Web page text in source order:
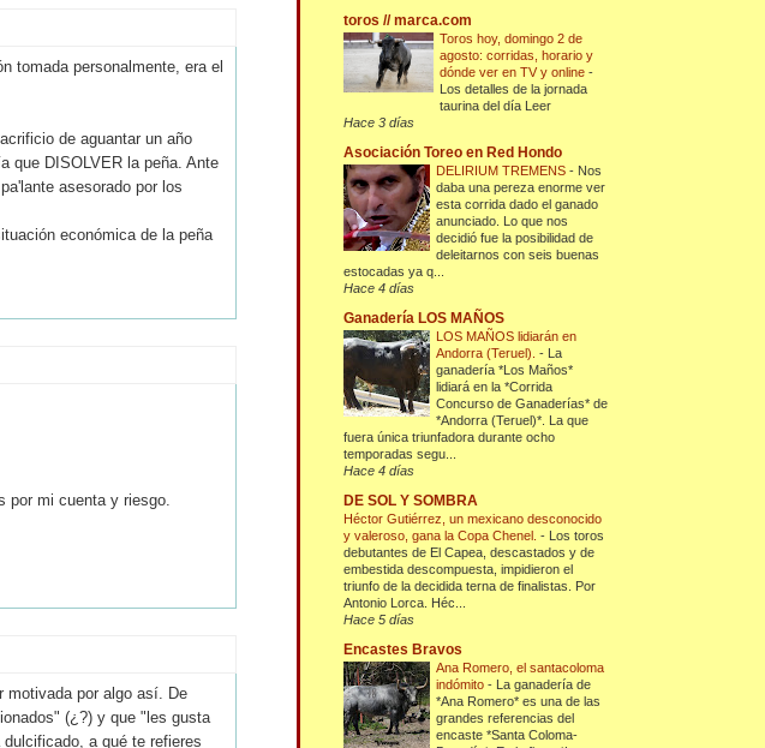
tomada personalmente, era el
de aguantar un año
que DISOLVER la peña. Ante
asesorado por los
económica de la peña
por mi cuenta y riesgo.
motivada por algo así. De
(¿?) y que "les gusta
a qué te refieres
toros // marca.com
Toros hoy, domingo 2 de
agosto: corridas, horario y
dónde ver en TV y online-
Los detalles de la jornada
taurina del día Leer
Hace 3 días
Asociación Toreo en Red Hondo
DELIRIUM TREMENS- Nos
daba una pereza enorme ver
esta corrida dado el ganado
anunciado. Lo que nos
decidió fue la posibilidad de
deleitarnos con seis buenas
estocadas ya q...
Hace 4 días
Ganadería LOS MAÑOS
LOS MAÑOS lidiarán en
Andorra (Teruel).- La
ganadería *Los Maños*
lidiará en la *Corrida
Concurso de Ganaderías* de
*Andorra (Teruel)*. La que
fuera única triunfadora durante ocho
temporadas segu...
Hace 4 días
DE SOL Y SOMBRA
Héctor Gutiérrez, un mexicano desconocido
y valeroso, gana la Copa Chenel.- Los toros
debutantes de El Capea, descastados y de
embestida descompuesta, impidieron el
triunfo de la decidida terna de finalistas. Por
Antonio Lorca. Héc...
Hace 5 días
Encastes Bravos
Ana Romero, el santacoloma
indómito- La ganadería de
*Ana Romero* es una de las
grandes referencias del
encaste *Santa Coloma-